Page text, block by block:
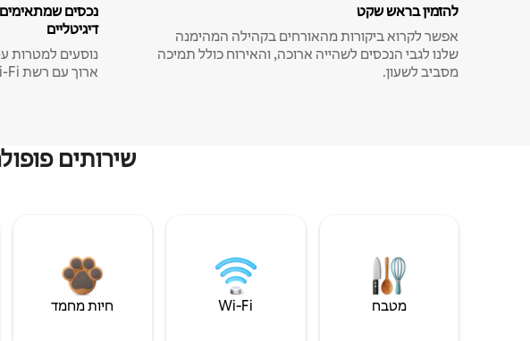
להזמין בראש שקט
אפשר לקרוא ביקורות מהאורחים בקהילה המהימנה
שלנו לגבי הנכסים לשהייה ארוכה, והאירוח כולל תמיכה
מסביב לשעון.
נכסים שמתאימים
דיגיטליים
נוסעים למטרות
ארוך עם רשת Wi-Fi מהירה וחללי עבודה ייעודיים.
שירותים
מטבח Wi‑Fi חיות מחמד